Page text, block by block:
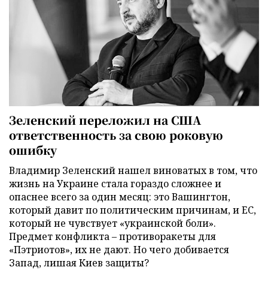
Зеленский переложил на США
ответственность за свою роковую
ошибку
Владимир Зеленский нашел виноватых в том, что
жизнь на Украине стала гораздо сложнее и
опаснее всего за один месяц: это Вашингтон,
который давит по политическим причинам, и ЕС,
который не чувствует «украинской боли».
Предмет конфликта – противоракеты для
«Пэтриотов», их не дают. Но чего добивается
Запад, лишая Киев защиты?